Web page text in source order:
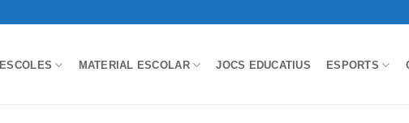
ESCOLES MATERIAL ESCOLAR JOCS EDUCATIUS ESPORTS